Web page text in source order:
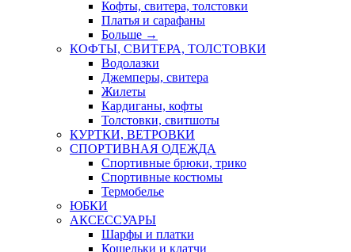
Кофты, свитера, толстовки
Платья и сарафаны
Больше →
КОФТЫ, СВИТЕРА, ТОЛСТОВКИ
Водолазки
Джемперы, свитера
Жилеты
Кардиганы, кофты
Толстовки, свитшоты
КУРТКИ, ВЕТРОВКИ
СПОРТИВНАЯ ОДЕЖДА
Спортивные брюки, трико
Спортивные костюмы
Термобелье
ЮБКИ
AКСЕССУАРЫ
Шарфы и платки
Кошельки и клатчи